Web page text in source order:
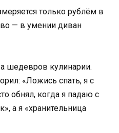
только рублём в
— в умении диван
шедевров кулинарии.
«Ложись спать, я с
обнял, когда я падаю с
а я «хранительница